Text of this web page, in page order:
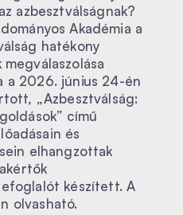
azbesztválságnak?
Akadémia a
hatékony
a 2026. június 24-én
„Azbesztválság:
című
és
elhangzottak
készített. A
olvasható.